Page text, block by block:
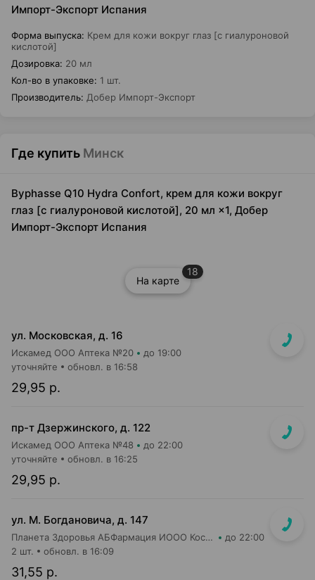
Импорт-Экспорт Испания
Форма выпуска: Крем для кожи вокруг глаз [с гиалуроновой
кислотой]
Дозировка: 20 мл
Кол-во в упаковке: 1 шт.
Производитель: Добер Импорт-Экспорт
Где купить Минск
Byphasse Q10 Hydra Confort, крем для кожи вокруг
глаз [с гиалуроновой кислотой], 20 мл ×1, Добер
Импорт-Экспорт Испания
На карте
18
ул. Московская, д. 16
Искамед ООО Аптека №20 до 19:00
29,95 р.
уточняйте обновл. в 16:58
пр-т Дзержинского, д. 122
Искамед ООО Аптека №48 до 22:00
29,95 р.
уточняйте обновл. в 16:25
ул. М. Богдановича, д. 147
Планета Здоровья АБФармация ИООО Косметический магазин №4 до 22:00
31,55 р.
2 шт. обновл. в 16:09